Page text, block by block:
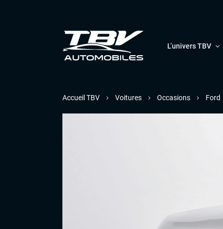
L’univers TBV
Accueil TBV Voitures Occasions Ford